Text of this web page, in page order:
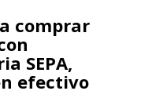
comprar
SEPA,
efectivo